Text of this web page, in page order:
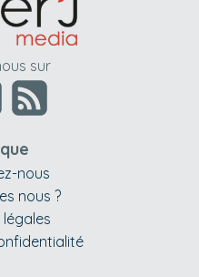
sur
nous
nous ?
légales